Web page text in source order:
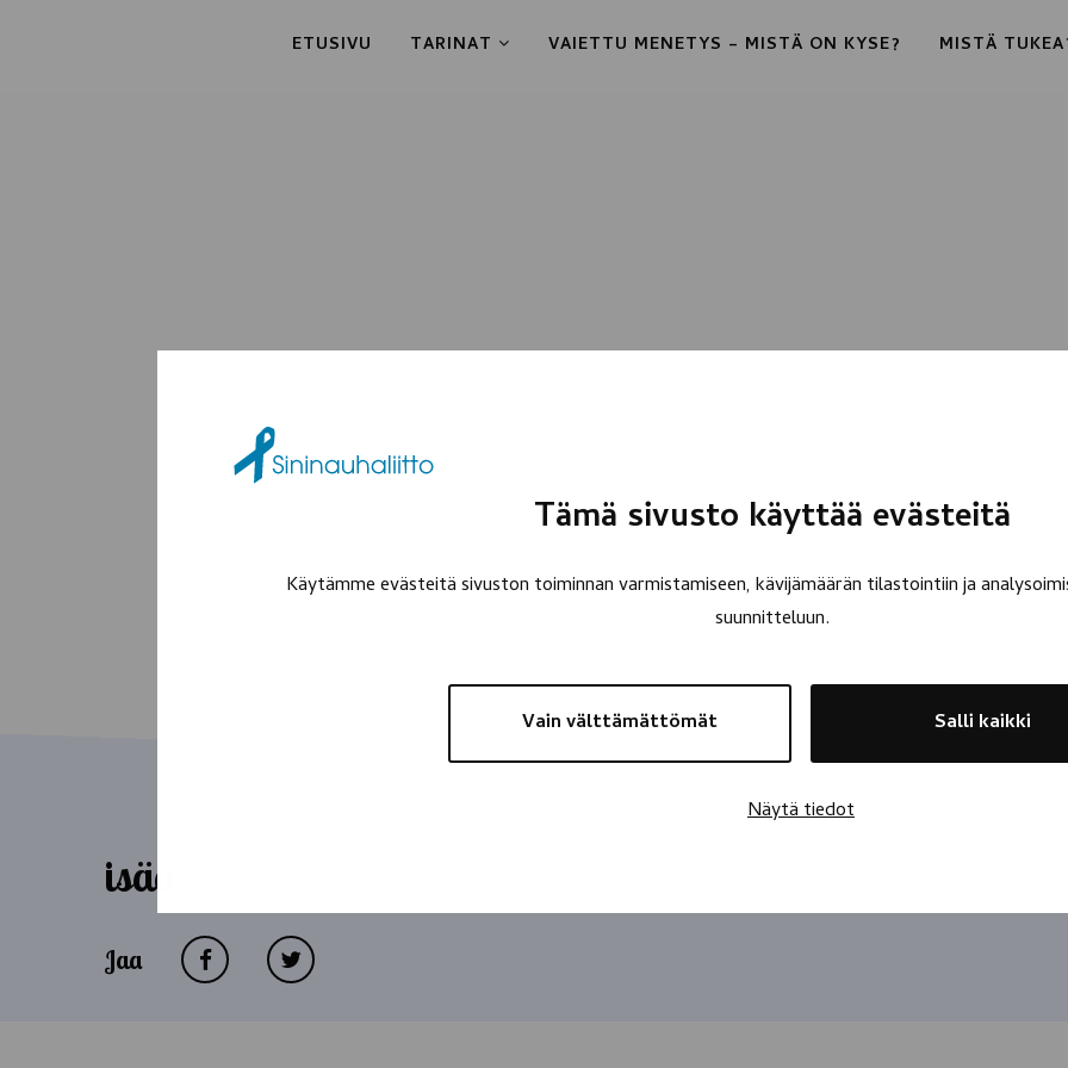
Tämä sivusto käyttää evästeitä
Käytämme evästeitä sivuston toiminnan varmistamiseen, kävijämäärän tilastointiin ja
suunnitteluun.
Vain välttämättömät Salli kaikki
Näytä tiedot
ETUSIVU TARINAT VAIETTU MENETYS – MISTÄ ON KYSE? MISTÄ
isää
Jaa